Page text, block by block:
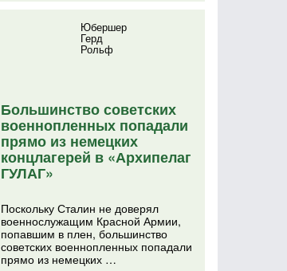
Юбершер
Герд
Рольф
Большинство советских
военнопленных попадали
прямо из немецких
концлагерей в «Архипелаг
ГУЛАГ»
Поскольку Сталин не доверял
военнослужащим Красной Армии,
попавшим в плен, большинство
советских военнопленных попадали
прямо из немецких …